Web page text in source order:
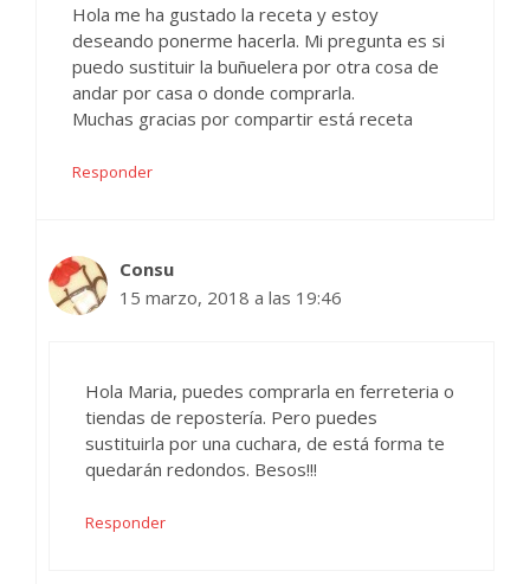
Hola me ha gustado la receta y estoy
deseando ponerme hacerla. Mi pregunta es si
puedo sustituir la buñuelera por otra cosa de
andar por casa o donde comprarla.
Muchas gracias por compartir está receta
Responder
Consu
15 marzo, 2018 a las 19:46
Hola Maria, puedes comprarla en ferreteria o
tiendas de repostería. Pero puedes
sustituirla por una cuchara, de está forma te
quedarán redondos. Besos!!!
Responder